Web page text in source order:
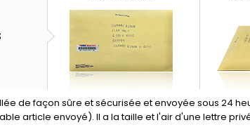
de façon sûre et sécurisée et envoyée sous 24
article envoyé). Il a la taille et l'air d'une lettre